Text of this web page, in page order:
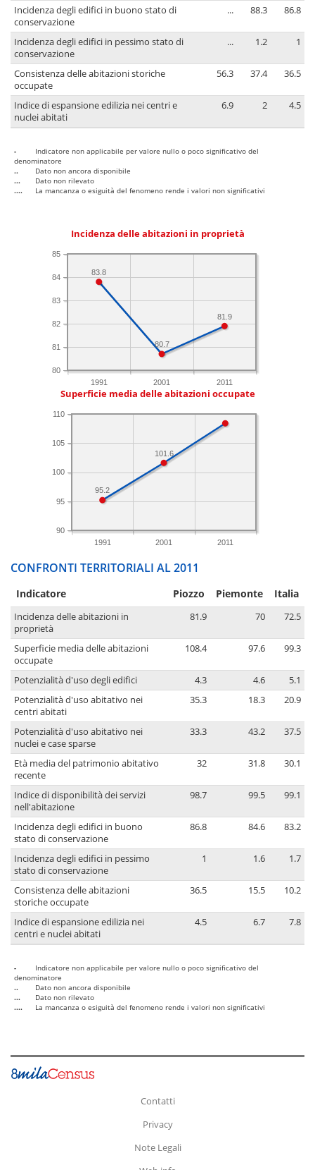
Incidenza degli edifici in buono stato di
conservazione
... 88.3 86.8
Incidenza degli edifici in pessimo stato di
conservazione
... 1.2 1
Consistenza delle abitazioni storiche
occupate
56.3 37.4 36.5
Indice di espansione edilizia nei centri e
nuclei abitati
6.9 2 4.5
-
Indicatore non applicabile per valore nullo o poco significativo del
denominatore
..
Dato non ancora disponibile
...
Dato non rilevato
....
La mancanza o esiguità del fenomeno rende i valori non significativi
Incidenza delle abitazioni in proprietà
1991 2001 2011
80
81
82
83
84
85
81.9
80.7
83.8
Superficie media delle abitazioni occupate
1991 2001 2011
90
95
100
105
110
101.6
95.2
CONFRONTI TERRITORIALI AL 2011
Indicatore Piozzo Piemonte Italia
Incidenza delle abitazioni in
proprietà
81.9 70 72.5
Superficie media delle abitazioni
occupate
108.4 97.6 99.3
Potenzialità d'uso degli edifici 4.3 4.6
5.1
Potenzialità d'uso abitativo nei
centri abitati
35.3 18.3 20.9
Potenzialità d'uso abitativo nei
nuclei e case sparse
33.3 43.2 37.5
Età media del patrimonio abitativo
recente
32 31.8 30.1
Indice di disponibilità dei servizi
nell'abitazione
98.7 99.5 99.1
Incidenza degli edifici in buono
stato di conservazione
86.8 84.6 83.2
Incidenza degli edifici in pessimo
stato di conservazione
1 1.6 1.7
Consistenza delle abitazioni
storiche occupate
36.5 15.5 10.2
Indice di espansione edilizia nei
centri e nuclei abitati
4.5 6.7 7.8
-
Indicatore non applicabile per valore nullo o poco significativo del
denominatore
..
Dato non ancora disponibile
...
Dato non rilevato
....
La mancanza o esiguità del fenomeno rende i valori non significativi
Contatti
Privacy
Note Legali